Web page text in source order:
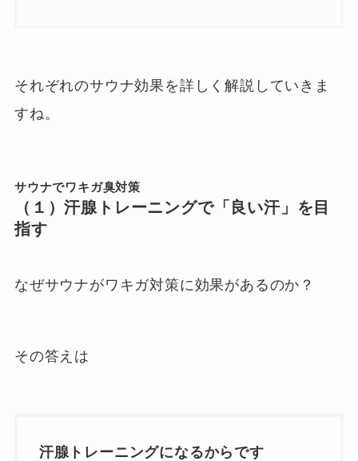
それぞれのサウナ効果を詳しく解説していきま
すね。
サウナでワキガ臭対策
（１）汗腺トレーニングで「良い汗」を目
指す
なぜサウナがワキガ対策に効果があるのか？
その答えは
汗腺トレーニングになるからです